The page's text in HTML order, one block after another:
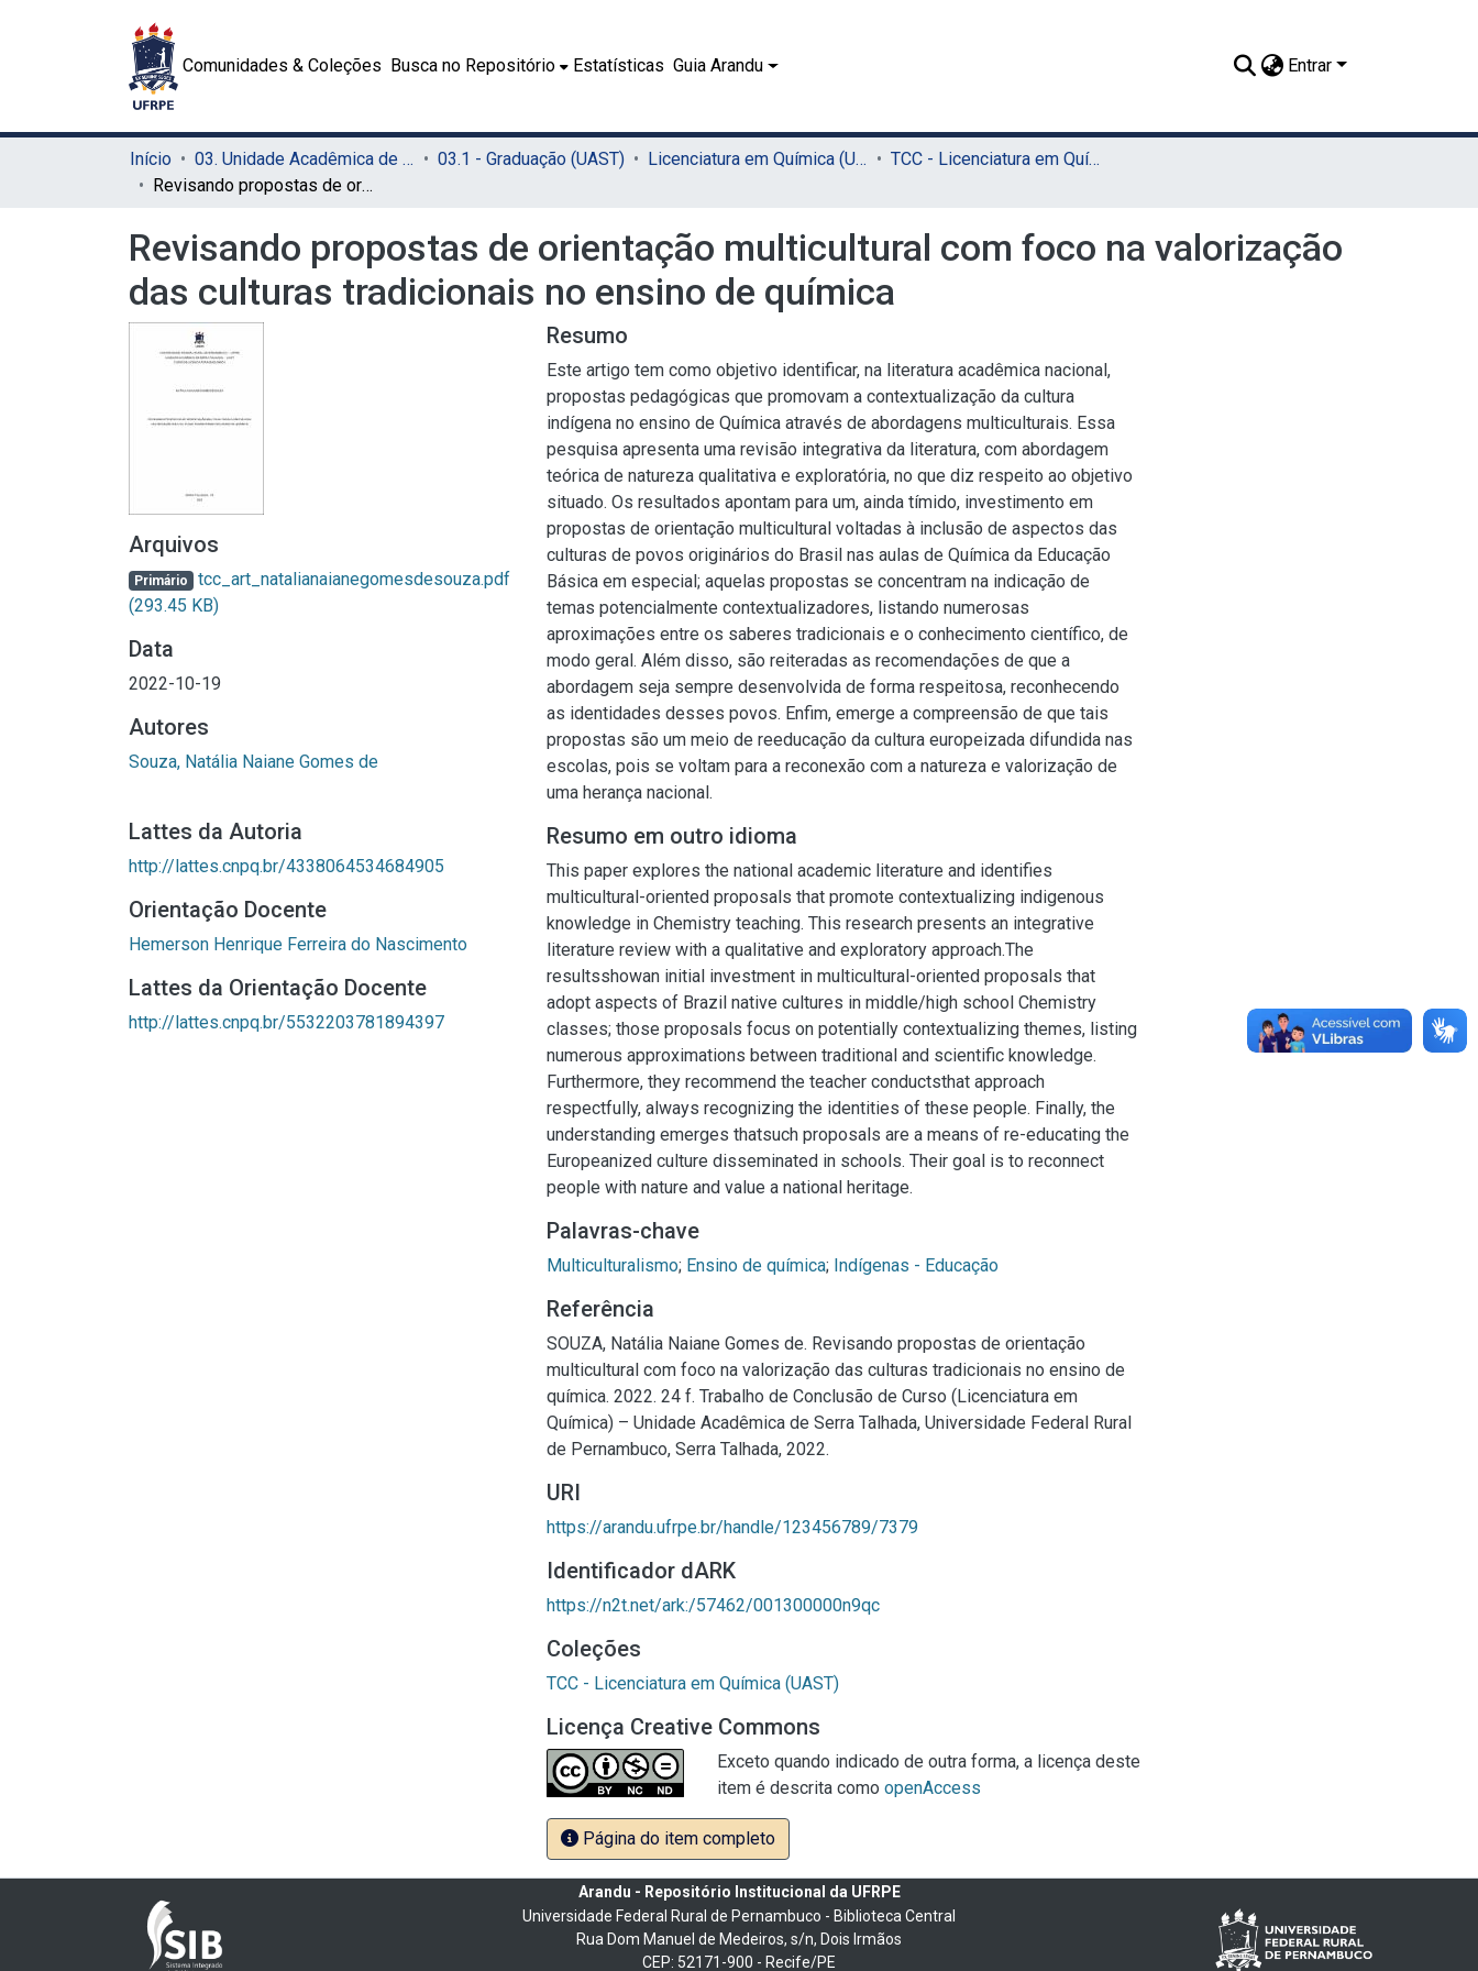
Comunidades & Coleções Busca no Repositório Estatísticas Guia Arandu Entrar
Início 03. Unidade Acadêmica de Serra Talhada (UAST) 03.1 - Graduação (UAST) Licenciatura em Química (UAST)
TCC - Licenciatura em Química (UAST)
Revisando propostas de orientação multicultural com foco na valorização das culturas tradicionais no ensino de química
Revisando propostas de orientação multicultural com foco na valorização
das culturas tradicionais no ensino de química
Arquivos
Primário tcc_art_natalianaianegomesdesouza.pdf
(293.45 KB)
Data
2022-10-19
Autores
Souza, Natália Naiane Gomes de
Lattes da Autoria
http://lattes.cnpq.br/4338064534684905
Orientação Docente
Hemerson Henrique Ferreira do Nascimento
Lattes da Orientação Docente
http://lattes.cnpq.br/5532203781894397
Resumo
Este artigo tem como objetivo identificar, na literatura acadêmica nacional,
propostas pedagógicas que promovam a contextualização da cultura
indígena no ensino de Química através de abordagens multiculturais. Essa
pesquisa apresenta uma revisão integrativa da literatura, com abordagem
teórica de natureza qualitativa e exploratória, no que diz respeito ao objetivo
situado. Os resultados apontam para um, ainda tímido, investimento em
propostas de orientação multicultural voltadas à inclusão de aspectos das
culturas de povos originários do Brasil nas aulas de Química da Educação
Básica em especial; aquelas propostas se concentram na indicação de
temas potencialmente contextualizadores, listando numerosas
aproximações entre os saberes tradicionais e o conhecimento científico, de
modo geral. Além disso, são reiteradas as recomendações de que a
abordagem seja sempre desenvolvida de forma respeitosa, reconhecendo
as identidades desses povos. Enfim, emerge a compreensão de que tais
propostas são um meio de reeducação da cultura europeizada difundida nas
escolas, pois se voltam para a reconexão com a natureza e valorização de
uma herança nacional.
Resumo em outro idioma
This paper explores the national academic literature and identifies
multicultural-oriented proposals that promote contextualizing indigenous
knowledge in Chemistry teaching. This research presents an integrative
literature review with a qualitative and exploratory approach.The
resultsshowan initial investment in multicultural-oriented proposals that
adopt aspects of Brazil native cultures in middle/high school Chemistry
classes; those proposals focus on potentially contextualizing themes, listing
numerous approximations between traditional and scientific knowledge.
Furthermore, they recommend the teacher conductsthat approach
respectfully, always recognizing the identities of these people. Finally, the
understanding emerges thatsuch proposals are a means of re-educating the
Europeanized culture disseminated in schools. Their goal is to reconnect
people with nature and value a national heritage.
Palavras-chave
Multiculturalismo; Ensino de química; Indígenas - Educação
Referência
SOUZA, Natália Naiane Gomes de. Revisando propostas de orientação
multicultural com foco na valorização das culturas tradicionais no ensino de
química. 2022. 24 f. Trabalho de Conclusão de Curso (Licenciatura em
Química) – Unidade Acadêmica de Serra Talhada, Universidade Federal Rural
de Pernambuco, Serra Talhada, 2022.
URI
https://arandu.ufrpe.br/handle/123456789/7379
Identificador dARK
https://n2t.net/ark:/57462/001300000n9qc
Coleções
TCC - Licenciatura em Química (UAST)
Licença Creative Commons
Exceto quando indicado de outra forma, a licença deste
item é descrita como openAccess
Página do item completo
Arandu - Repositório Institucional da UFRPE
Universidade Federal Rural de Pernambuco - Biblioteca Central
Rua Dom Manuel de Medeiros, s/n, Dois Irmãos
CEP: 52171-900 - Recife/PE